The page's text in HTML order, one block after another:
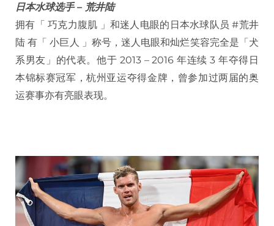
日本水球选手 – 荒井陆
拥有「 巧克力腹肌 」和迷人电眼的日本水球队员 #荒井
陆 有「 小巨人 」称号，迷人电眼和灿烂笑容完全是「犬
系男友」的代表。他于 2013 – 2016 年连续 3 年夺得日
本锦标赛冠军，杭州亚运夺得金牌，曾参加过两届的奥
运赛事亦有亮眼表现。